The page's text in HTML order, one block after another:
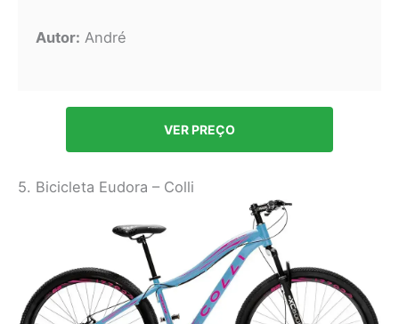
Autor: André
VER PREÇO
5. Bicicleta Eudora – Colli